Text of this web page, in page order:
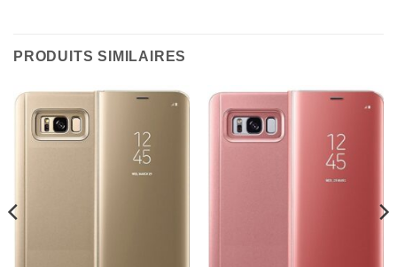
PRODUITS SIMILAIRES